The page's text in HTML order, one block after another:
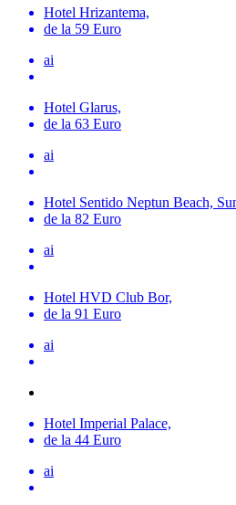
Hotel Hrizantema,
de la 59 Euro
ai
Hotel Glarus,
de la 63 Euro
ai
Hotel Sentido Neptun Beach,
de la 82 Euro
ai
Hotel HVD Club Bor,
de la 91 Euro
ai
Hotel Imperial Palace,
de la 44 Euro
ai